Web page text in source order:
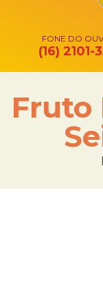
FONE DO
(16) 2101-
Fruto